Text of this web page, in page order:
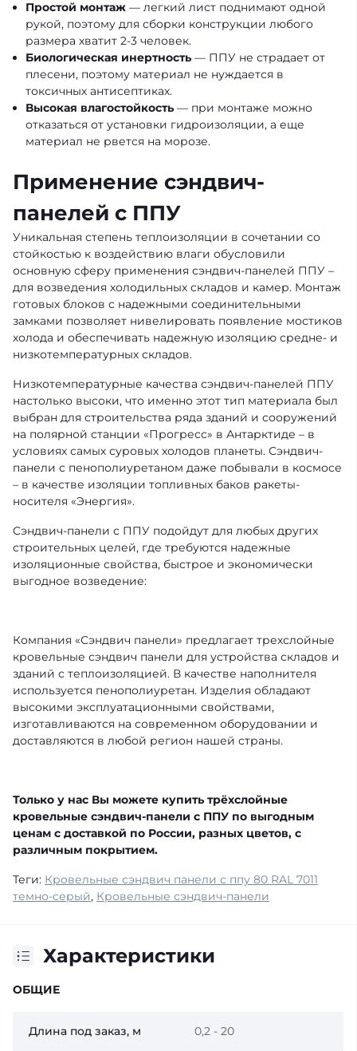
Простой монтаж — легкий лист поднимают одной
рукой, поэтому для сборки конструкции любого
размера хватит 2-3 человек.
Биологическая инертность— ППУ не страдает от
плесени, поэтому материал не нуждается в
токсичных антисептиках.
Высокая влагостойкость— при монтаже можно
отказаться от установки гидроизоляции, а еще
материал не рвется на морозе.
Применение сэндвич-
панелей с ППУ
Уникальная степень теплоизоляции в сочетании со
стойкостью к воздействию влаги обусловили
основную сферу применения сэндвич-панелей ППУ –
для возведения холодильных складов и камер. Монтаж
готовых блоков с надежными соединительными
замками позволяет нивелировать появление мостиков
холода и обеспечивать надежную изоляцию средне- и
низкотемпературных складов.
Низкотемпературные качества сэндвич-панелей ППУ
настолько высоки, что именно этот тип материала был
выбран для строительства ряда зданий и сооружений
на полярной станции «Прогресс» в Антарктиде – в
условиях самых суровых холодов планеты. Сэндвич-
панели с пенополиуретаном даже побывали в космосе
– в качестве изоляции топливных баков ракеты-
носителя «Энергия».
Cэндвич-панели с ППУ подойдут для любых других
строительных целей, где требуются надежные
изоляционные свойства, быстрое и экономически
выгодное возведение:
Компания «Сэндвич панели» предлагает трехслойные
кровельные сэндвич панели для устройства складов и
зданий с теплоизоляцией. В качестве наполнителя
используется пенополиуретан. Изделия обладают
высокими эксплуатационными свойствами,
изготавливаются на современном оборудовании и
доставляются в любой регион нашей страны.
Только у нас Вы можете купить трёхслойные
кровельные сэндвич-панели с ППУ по выгодным
ценам с доставкой по России, разных цветов, с
различным покрытием.
Теги: Кровельные сэндвич панели с ппу 80 RAL 7011
темно-серый, Кровельные сэндвич-панели
Характеристики
ОБЩИЕ
Длина под заказ, м 0,2 - 20